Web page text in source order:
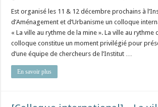
Est organisé les 11 & 12 décembre prochains à
d’Aménagement et d’Urbanisme un colloque
« La ville au rythme de la mine ». La ville au rythme
colloque constitue un moment privilégié pour
d’une équipe de chercheurs de l’Institut …
En savoir plus